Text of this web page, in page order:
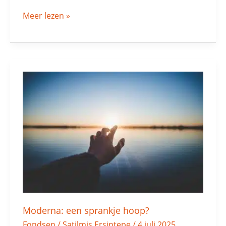
Meer lezen »
Moderna: een sprankje hoop?
Moderna:
een
sprankje
hoop?